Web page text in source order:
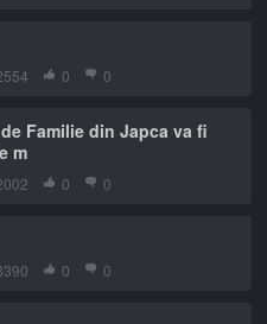
0 0
Familie din Japca va fi
m
0 0
0 0